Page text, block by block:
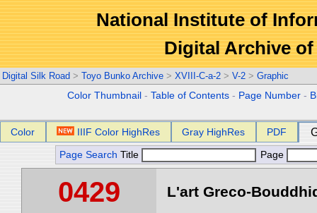
National Institute of
Digital Archive
Digital Silk Road > Toyo Bunko Archive > XVIII-C-a-2 > V-2 > Graphic
Color Thumbnail -Table of Contents - Page Number -
Color IIIF Color HighRes Gray HighRes PDF
Page Search Title Page
0429 L'art Greco-